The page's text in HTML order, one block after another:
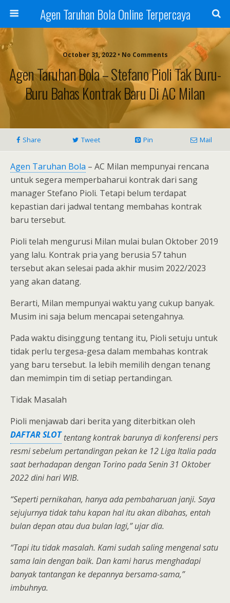
Agen Taruhan Bola Online Terpercaya
October 31, 2022 • No Comments
Agen Taruhan Bola – Stefano Pioli Tak Buru-
Buru Bahas Kontrak Baru Di AC Milan
Share Tweet Pin Mail
Agen Taruhan Bola – AC Milan mempunyai rencana
untuk segera memperbaharui kontrak dari sang
manager Stefano Pioli. Tetapi belum terdapat
kepastian dari jadwal tentang membahas kontrak
baru tersebut.
Pioli telah mengurusi Milan mulai bulan Oktober 2019
yang lalu. Kontrak pria yang berusia 57 tahun
tersebut akan selesai pada akhir musim 2022/2023
yang akan datang.
Berarti, Milan mempunyai waktu yang cukup banyak.
Musim ini saja belum mencapai setengahnya.
Pada waktu disinggung tentang itu, Pioli setuju untuk
tidak perlu tergesa-gesa dalam membahas kontrak
yang baru tersebut. Ia lebih memilih dengan tenang
dan memimpin tim di setiap pertandingan.
Tidak Masalah
Pioli menjawab dari berita yang diterbitkan oleh
DAFTAR SLOT tentang kontrak barunya di konferensi pers
resmi sebelum pertandingan pekan ke 12 Liga Italia pada
saat berhadapan dengan Torino pada Senin 31 Oktober
2022 dini hari WIB.
“Seperti pernikahan, hanya ada pembaharuan janji. Saya
sejujurnya tidak tahu kapan hal itu akan dibahas, entah
bulan depan atau dua bulan lagi,” ujar dia.
“Tapi itu tidak masalah. Kami sudah saling mengenal satu
sama lain dengan baik. Dan kami harus menghadapi
banyak tantangan ke depannya bersama-sama,”
imbuhnya.